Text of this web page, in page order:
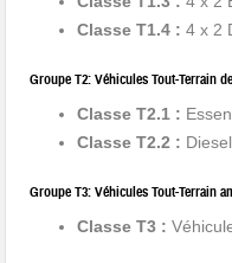
Classe T1.4 : 4 x 2
Groupe T2: Véhicules Tout-Terrain
Classe T2.1 :
Classe T2.2 : Diesel
Groupe T3: Véhicules Tout-Terrain
Classe T3 :